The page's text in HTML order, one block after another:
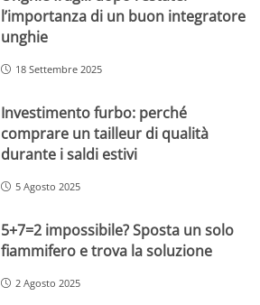
l’importanza di un buon integratore
unghie
18 Settembre 2025
Investimento furbo: perché
comprare un tailleur di qualità
durante i saldi estivi
5 Agosto 2025
5+7=2 impossibile? Sposta un solo
fiammifero e trova la soluzione
2 Agosto 2025